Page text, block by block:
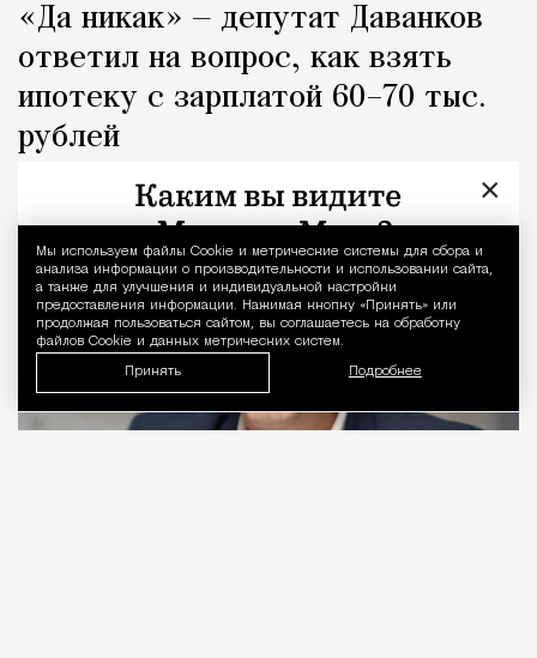
Уведомление
Мы используем файлы Сookie и метрические системы для сбора и
анализа информации о производительности и использовании сайта,
а также для улучшения и индивидуальной настройки
предоставления информации. Нажимая кнопку «Принять» или
продолжая пользоваться сайтом, вы соглашаетесь на обработку
файлов Cookie и данных метрических систем.
Принять Подробнее
«Да никак» — депутат Даванков
ответил на вопрос, как взять
ипотеку с зарплатой 60–70 тыс.
рублей
Кирилл Романов ×